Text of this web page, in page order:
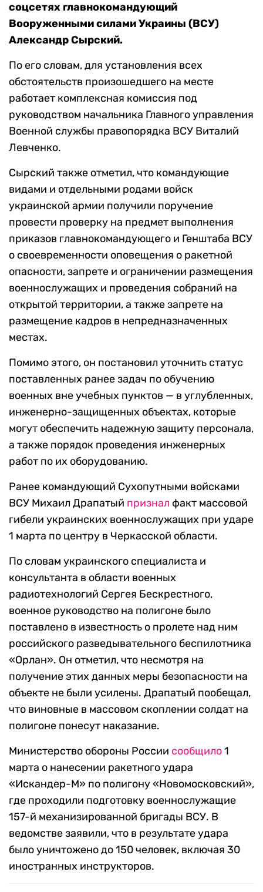
соцсетях главнокомандующий
Вооруженными силами Украины (ВСУ)
Александр Сырский.
По его словам, для установления всех
обстоятельств произошедшего на месте
работает комплексная комиссия под
руководством начальника Главного управления
Военной службы правопорядка ВСУ Виталий
Левченко.
Сырский также отметил, что командующие
видами и отдельными родами войск
украинской армии получили поручение
провести проверку на предмет выполнения
приказов главнокомандующего и Генштаба ВСУ
о своевременности оповещения о ракетной
опасности, запрете и ограничении размещения
военнослужащих и проведения собраний на
открытой территории, а также запрете на
размещение кадров в непредназначенных
местах.
Помимо этого, он постановил уточнить статус
поставленных ранее задач по обучению
военных вне учебных пунктов — в углубленных,
инженерно-защищенных объектах, которые
могут обеспечить надежную защиту персонала,
а также порядок проведения инженерных
работ по их оборудованию.
Ранее командующий Сухопутными войсками
ВСУ Михаил Драпатый признал факт массовой
гибели украинских военнослужащих при ударе
1 марта по центру в Черкасской области.
По словам украинского специалиста и
консультанта в области военных
радиотехнологий Сергея Бескрестного,
военное руководство на полигоне было
поставлено в известность о пролете над ним
российского разведывательного беспилотника
«Орлан». Он отметил, что несмотря на
получение этих данных меры безопасности на
объекте не были усилены. Драпатый пообещал,
что виновные в массовом скоплении солдат на
полигоне понесут наказание.
Министерство обороны России сообщило1
марта о нанесении ракетного удара
«Искандер-М» по полигону «Новомосковский»,
где проходили подготовку военнослужащие
157-й механизированной бригады ВСУ. В
ведомстве заявили, что в результате удара
было уничтожено до 150 человек, включая 30
иностранных инструкторов.